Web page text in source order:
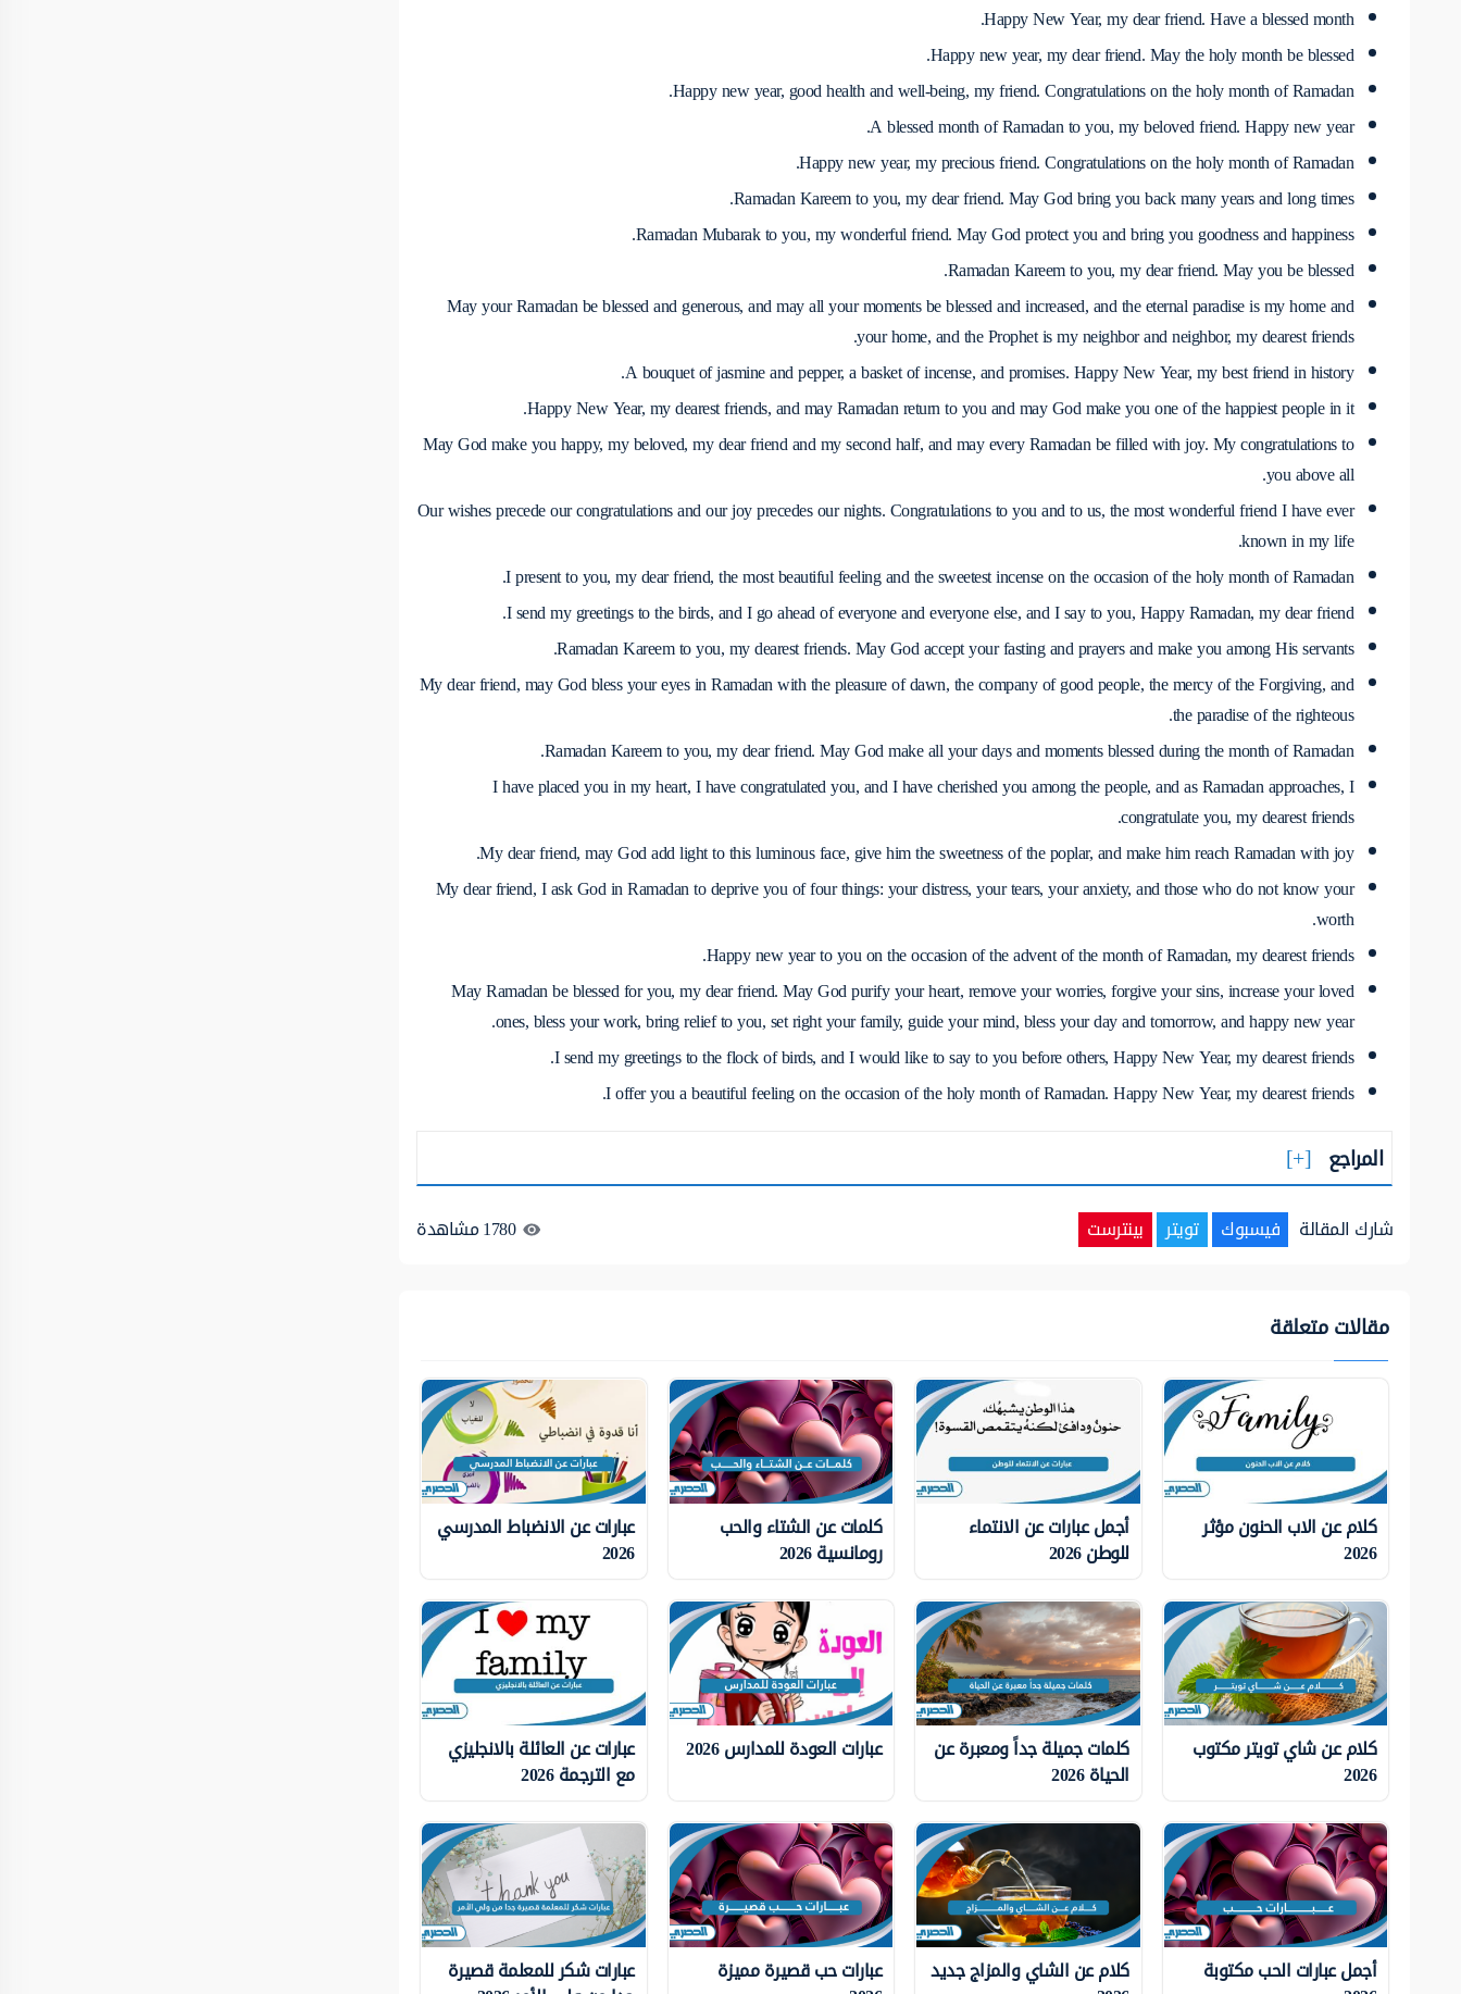
Happy New Year, my dear friend. Have a blessed month.
Happy new year, my dear friend. May the holy month be blessed.
Happy new year, good health and well-being, my friend. Congratulations on the holy month of Ramadan.
A blessed month of Ramadan to you, my beloved friend. Happy new year.
Happy new year, my precious friend. Congratulations on the holy month of Ramadan.
Ramadan Kareem to you, my dear friend. May God bring you back many years and long times.
Ramadan Mubarak to you, my wonderful friend. May God protect you and bring you goodness and happiness.
Ramadan Kareem to you, my dear friend. May you be blessed.
May your Ramadan be blessed and generous, and may all your moments be blessed and increased, and the eternal paradise is my home and
your home, and the Prophet is my neighbor and neighbor, my dearest friends.
A bouquet of jasmine and pepper, a basket of incense, and promises. Happy New Year, my best friend in history.
Happy New Year, my dearest friends, and may Ramadan return to you and may God make you one of the happiest people in it.
May God make you happy, my beloved, my dear friend and my second half, and may every Ramadan be filled with joy. My congratulations to
you above all.
Our wishes precede our congratulations and our joy precedes our nights. Congratulations to you and to us, the most wonderful friend I have ever
known in my life.
I present to you, my dear friend, the most beautiful feeling and the sweetest incense on the occasion of the holy month of Ramadan.
I send my greetings to the birds, and I go ahead of everyone and everyone else, and I say to you, Happy Ramadan, my dear friend.
Ramadan Kareem to you, my dearest friends. May God accept your fasting and prayers and make you among His servants.
My dear friend, may God bless your eyes in Ramadan with the pleasure of dawn, the company of good people, the mercy of the Forgiving, and
the paradise of the righteous.
Ramadan Kareem to you, my dear friend. May God make all your days and moments blessed during the month of Ramadan.
I have placed you in my heart, I have congratulated you, and I have cherished you among the people, and as Ramadan approaches, I
congratulate you, my dearest friends.
My dear friend, may God add light to this luminous face, give him the sweetness of the poplar, and make him reach Ramadan with joy.
My dear friend, I ask God in Ramadan to deprive you of four things: your distress, your tears, your anxiety, and those who do not know your
worth.
Happy new year to you on the occasion of the advent of the month of Ramadan, my dearest friends.
May Ramadan be blessed for you, my dear friend. May God purify your heart, remove your worries, forgive your sins, increase your loved
ones, bless your work, bring relief to you, set right your family, guide your mind, bless your day and tomorrow, and happy new year.
I send my greetings to the flock of birds, and I would like to say to you before others, Happy New Year, my dearest friends.
I offer you a beautiful feeling on the occasion of the holy month of Ramadan. Happy New Year, my dearest friends.
المراجع
شارك المقالة فيسبوك تويتر بينترست 1780مشاهدة
مقالات متعلقة
كلام عن الاب الحنون مؤثر
2026
أجمل عبارات عن الانتماء
للوطن 2026
كلمات عن الشتاء والحب
رومانسية 2026
عبارات عن الانضباط المدرسي
2026
كلام عن شاي تويتر مكتوب
2026
كلمات جميلة جداً ومعبرة عن
الحياة 2026
عبارات العودة للمدارس 2026 عبارات عن العائلة بالانجليزي
مع الترجمة 2026
أجمل عبارات الحب مكتوبة كلام عن الشاي والمزاج جديد عبارات حب قصيرة مميزة عبارات شكر للمعلمة قصيرة